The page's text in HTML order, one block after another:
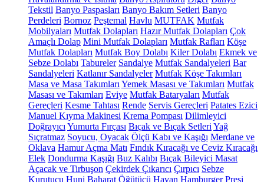
Tekstil Banyo Paspasları Banyo Bakım Setleri Banyo
Perdeleri Bornoz Peştemal Havlu MUTFAK Mutfak
Mobilyaları Mutfak Dolapları Hazır Mutfak Dolapları Çok
Amaçlı Dolap Mini Mutfak Dolapları Mutfak Rafları Köşe
Mutfak Dolapları Mutfak Boy Dolabı Kiler Dolabı Ekmek ve
Sebze Dolabı Tabureler Sandalye Mutfak Sandalyeleri Bar
Sandalyeleri Katlanır Sandalyeler Mutfak Köşe Takımları
Masa ve Masa Takımları Yemek Masası ve Takımları Mutfak
Masası ve Takımları Eviye Mutfak Bataryaları Mutfak
Gereçleri Kesme Tahtası Rende Servis Gereçleri Patates Ezici
Manuel Kıyma Makinesi Krema Pompası Dilimleyici
Doğrayıcı Yumurta Fırçası Bıçak ve Bıçak Setleri Yağ
Sıçratmaz Soyucu, Oyacak Ölçü Kabı ve Kaşığı Merdane ve
Oklava Hamur Açma Matı Fındık Kıracağı ve Ceviz Kıracağı
Elek Dondurma Kaşığı Buz Kalıbı Bıçak Bileyici Masat
Açacak ve Tirbuşon Çekirdek Çıkarıcı Çırpıcı Sebze
Kurutucu Huni Baharat Öğütücü Havan Hamburger Presi